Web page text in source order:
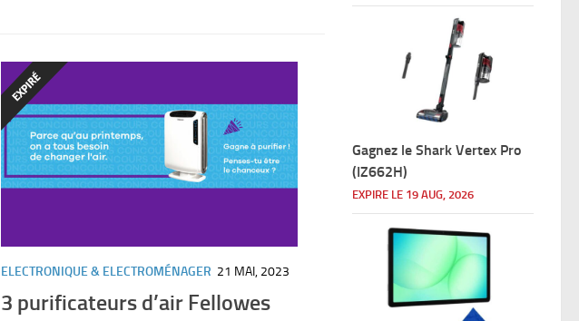
ELECTRONIQUE & ELECTROMÉNAGER 21 MAI, 2023
3 purificateurs d’air Fellowes
Gagnez le Shark Vertex Pro
(IZ662H)
EXPIRE LE 19 AUG, 2026